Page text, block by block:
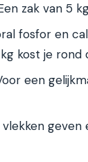
zak van 5
fosfor en
kg kost je
een